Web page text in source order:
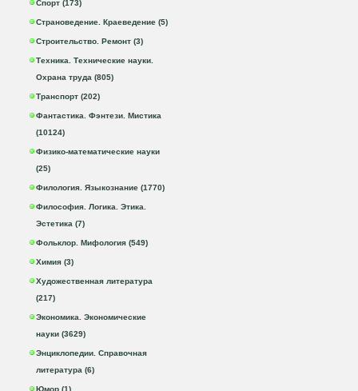
Спорт (173)
Страноведение. Краеведение (5)
Строительство. Ремонт (3)
Техника. Технические науки.
Охрана труда (805)
Транспорт (202)
Фантастика. Фэнтези. Мистика
(10124)
Физико-математические науки
(25)
Филология. Языкознание (1770)
Философия. Логика. Этика.
Эстетика (7)
Фольклор. Мифология (549)
Химия (3)
Художественная литература
(217)
Экономика. Экономические
науки (3629)
Энциклопедии. Справочная
литература (6)
Юмор (1)